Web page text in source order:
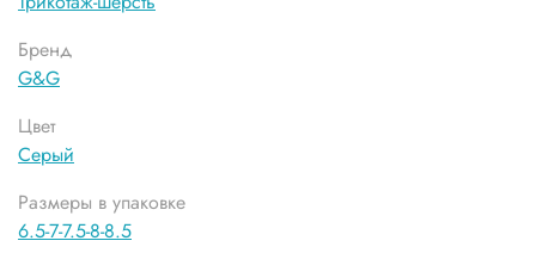
Бренд
G&G
Цвет
Серый
Размеры в упаковке
6.5-7-7.5-8-8.5